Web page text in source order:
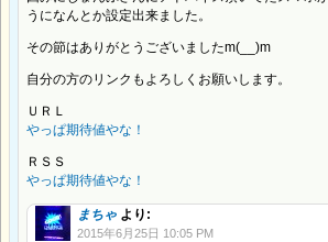
うになんとか設定出来ました。
その節はありがとうございましたm(__)m
自分の方のリンクもよろしくお願いします。
ＵＲＬ
やっぱ期待値やな！
ＲＳＳ
やっぱ期待値やな！
まちゃ より:
2015年6月25日 10:05 PM